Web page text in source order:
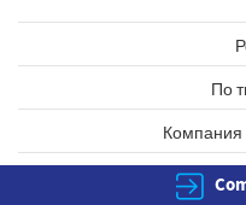
По
Компания